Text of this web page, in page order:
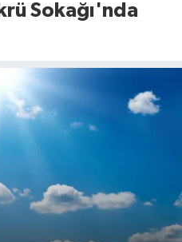
Sokağı'nda